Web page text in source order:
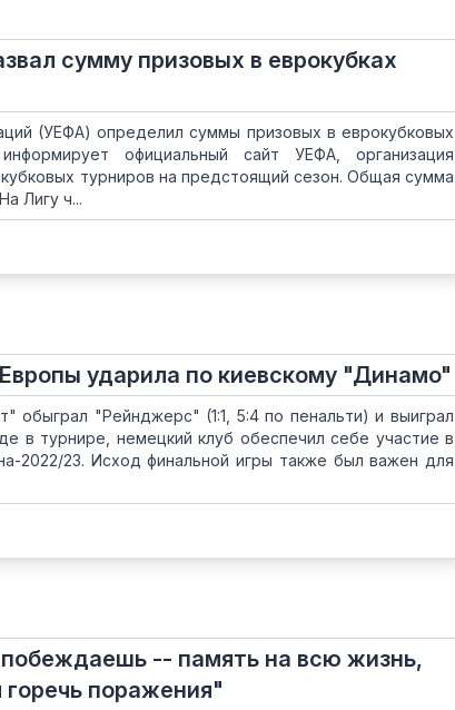
сумму призовых в еврокубках
(УЕФА) определил суммы призовых в еврокубковых
официальный сайт УЕФА, организация
турниров на предстоящий сезон. Общая сумма
Лигу ч...
ударила по киевскому "Динамо"
обыграл "Рейнджерс" (1:1, 5:4 по пенальти) и выиграл
в турнире, немецкий клуб обеспечил себе участие в
2022/23. Исход финальной игры также был важен для
-- память на всю жизнь,
поражения"